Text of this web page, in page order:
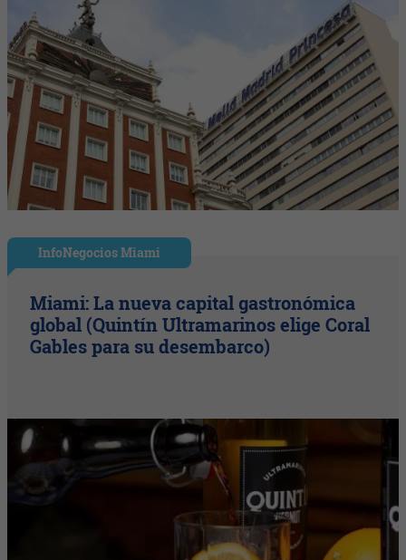
InfoNegocios Miami
Miami: La nueva capital gastronómica
global (Quintín Ultramarinos elige Coral
Gables para su desembarco)